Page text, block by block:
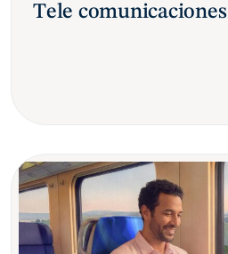
Tele comunicaciones